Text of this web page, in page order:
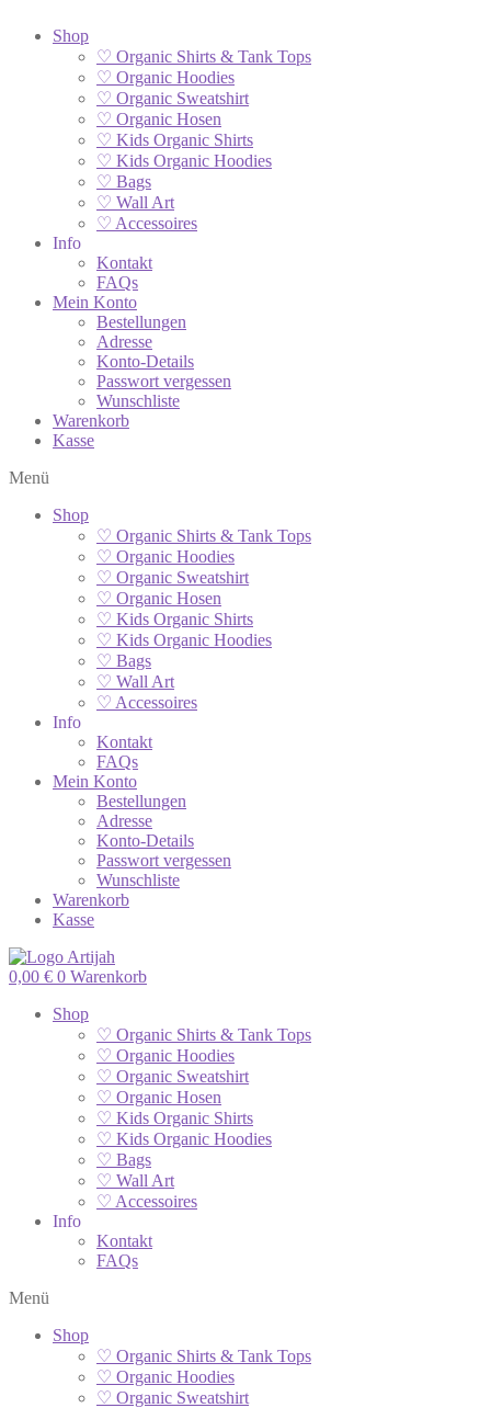
Shop
♡ Organic Shirts & Tank Tops
♡ Organic Hoodies
♡ Organic Sweatshirt
♡ Organic Hosen
♡ Kids Organic Shirts
♡ Kids Organic Hoodies
♡ Bags
♡ Wall Art
♡ Accessoires
Info
Kontakt
FAQs
Mein Konto
Bestellungen
Adresse
Konto-Details
Passwort vergessen
Wunschliste
Warenkorb
Kasse
Menü
Shop
♡ Organic Shirts & Tank Tops
♡ Organic Hoodies
♡ Organic Sweatshirt
♡ Organic Hosen
♡ Kids Organic Shirts
♡ Kids Organic Hoodies
♡ Bags
♡ Wall Art
♡ Accessoires
Info
Kontakt
FAQs
Mein Konto
Bestellungen
Adresse
Konto-Details
Passwort vergessen
Wunschliste
Warenkorb
Kasse
0,00 € 0 Warenkorb
Shop
♡ Organic Shirts & Tank Tops
♡ Organic Hoodies
♡ Organic Sweatshirt
♡ Organic Hosen
♡ Kids Organic Shirts
♡ Kids Organic Hoodies
♡ Bags
♡ Wall Art
♡ Accessoires
Info
Kontakt
FAQs
Menü
Shop
♡ Organic Shirts & Tank Tops
♡ Organic Hoodies
♡ Organic Sweatshirt